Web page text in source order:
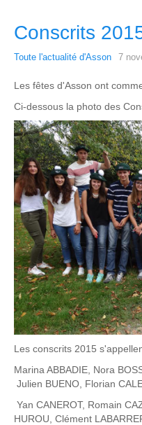
Conscrits
Toute l'actualité d'Asson 7
Les fêtes d'Asson ont
Ci-dessous la photo des
Les conscrits 2015
Marina ABBADIE, Nora
Julien BUENO, Florian
Yan CANEROT, Romain
HUROU, Clément